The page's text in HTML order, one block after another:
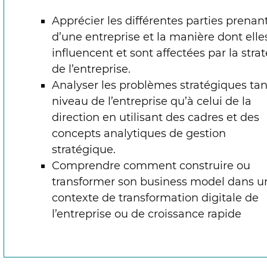
Apprécier les différentes parties
d’une entreprise et la manière dont
influencent et sont affectées par la
de l’entreprise.
Analyser les problèmes stratégiques
niveau de l’entreprise qu’à celui de la
direction en utilisant des cadres et des
concepts analytiques de gestion
stratégique.
Comprendre comment construire ou
transformer son business model dans
contexte de transformation digitale de
l’entreprise ou de croissance rapide